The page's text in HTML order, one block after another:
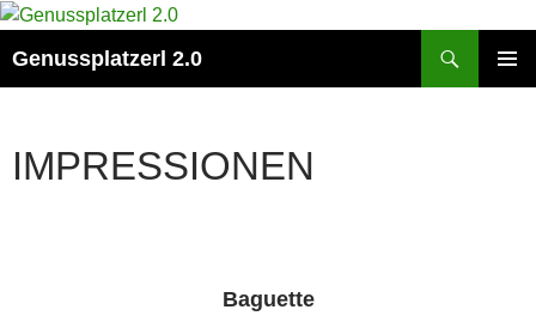
Zum
springen
Genussplatzerl 2.0
IMPRESSIONEN
Baguette